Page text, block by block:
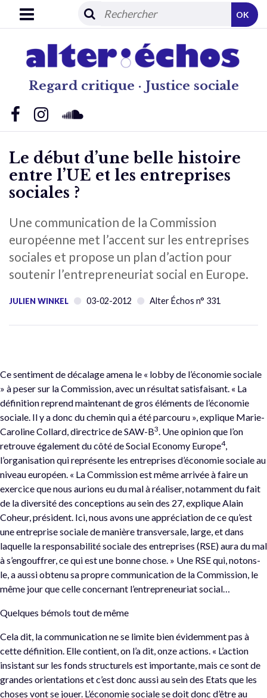
Regard critique · Justice sociale
OK
Le début d’une belle histoire
entre l’UE et les entreprises
sociales ?
Une communication de la Commission
européenne met l’accent sur les entreprises
sociales et propose un plan d’action pour
soutenir l’entrepreneuriat social en Europe.
JULIEN WINKEL 03-02-2012 Alter Échos n° 331
Ce sentiment de décalage amena le « lobby de l’économie sociale
» à peser sur la Commission, avec un résultat satisfaisant. « La
définition reprend maintenant de gros éléments de l’économie
sociale. Il y a donc du chemin qui a été parcouru », explique Marie-
Caroline Collard, directrice de SAW-B3 . Une opinion que l’on
retrouve également du côté de Social Economy Europe4,
l’organisation qui représente les entreprises d’économie sociale au
niveau européen. « La Commission est même arrivée à faire un
exercice que nous aurions eu du mal à réaliser, notamment du fait
de la diversité des conceptions au sein des 27, explique Alain
Coheur, président. Ici, nous avons une appréciation de ce qu’est
une entreprise sociale de manière transversale, large, et dans
laquelle la responsabilité sociale des entreprises (RSE) aura du mal
à s’engouffrer, ce qui est une bonne chose. » Une RSE qui, notons-
le, a aussi obtenu sa propre communication de la Commission, le
même jour que celle concernant l’entrepreneuriat social…
Quelques bémols tout de même
Cela dit, la communication ne se limite bien évidemment pas à
cette définition. Elle contient, on l’a dit, onze actions. « L’action
insistant sur les fonds structurels est importante, mais ce sont de
grandes orientations et c’est donc aussi au sein des Etats que les
choses vont se jouer. L’économie sociale se doit donc d’être au